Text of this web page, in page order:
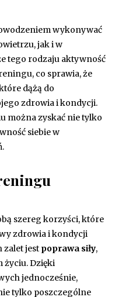
wykonywać
jak i w
tego rodzaju aktywność
co sprawia, że
dążą do
zdrowia i kondycji.
można zyskać nie tylko
siebie w
szereg korzyści, które
zdrowia i kondycji
zalet jest poprawa siły,
życiu. Dzięki
jednocześnie,
tylko poszczególne